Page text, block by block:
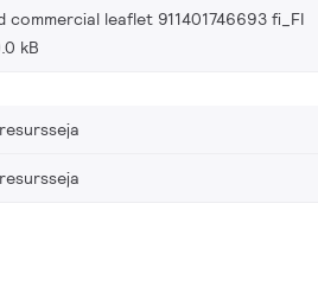
commercial leaflet 911401746693 fi_FI
kB